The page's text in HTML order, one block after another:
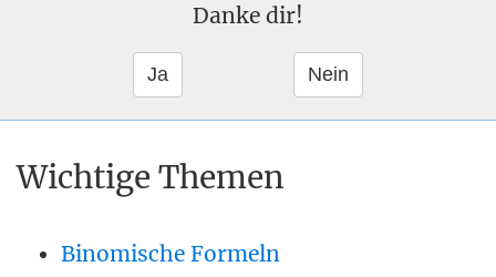
Danke dir!
Wichtige Themen
Binomische Formeln